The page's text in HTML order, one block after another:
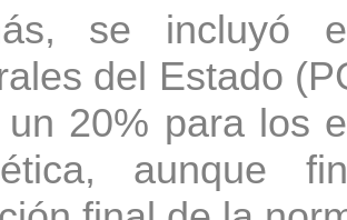
se incluyó
del Estado
un 20% para los
aunque